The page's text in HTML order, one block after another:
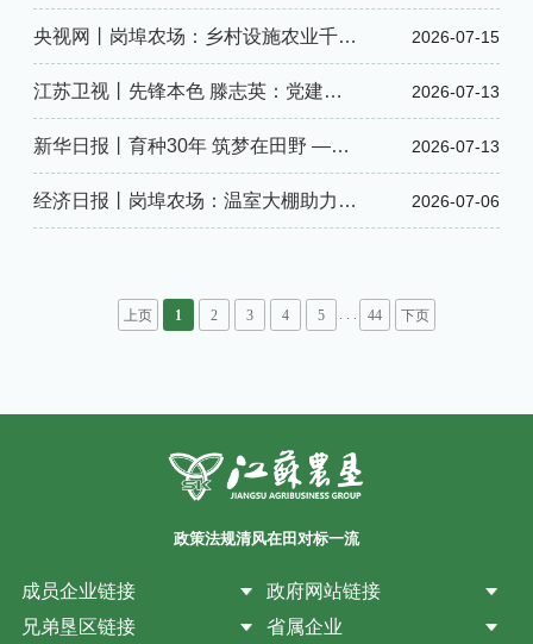
央视网丨岗埠农场：乡村设施农业千余
2026-07-15
江苏卫视丨先锋本色 滕志英：党建铸
2026-07-13
新华日报丨育种30年 筑梦在田野 ——
2026-07-13
经济日报丨岗埠农场：温室大棚助力居
2026-07-06
上页 1 2 3 4 5 . . . 44 下页
政策法规清风在田 对标一流
成员企业链接
政府网站链接
兄弟垦区链接
省属企业